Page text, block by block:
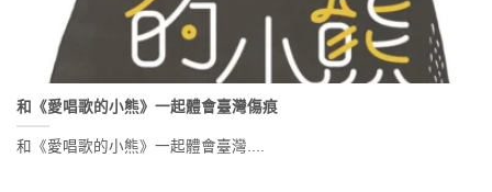
和《愛唱歌的小熊》一起體會臺灣傷痕
和《愛唱歌的小熊》一起體會臺灣....